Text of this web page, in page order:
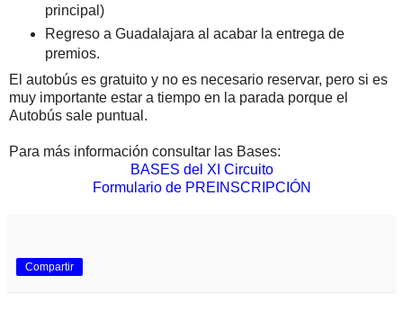
principal)
Regreso a Guadalajara al acabar la entrega de
premios.
El autobús es gratuito y no es necesario reservar, pero si es
muy importante estar a tiempo en la parada porque el
Autobús sale puntual.
Para más información consultar las Bases:
BASES del XI Circuito
Formulario de PREINSCRIPCIÓN
Compartir